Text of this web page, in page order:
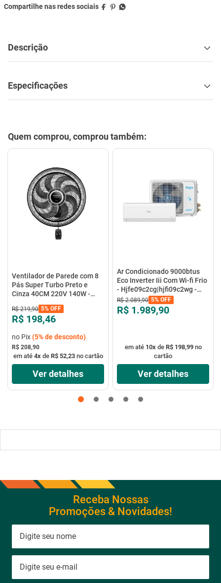
Descrição
Especificações
Quem comprou, comprou também:
Ventilador de Parede com 8
Pás Super Turbo Preto e
Cinza 40CM 220V 140W -
R$ 219,90 5% OFF
R$ 198,46
no Pix(5%de desconto)
R$ 208,90
em até 4xde R$ 52,23no cartão
Ver detalhes
Ar Condicionado 9000btus
Eco Inverter Iii Com Wi-fi Frio
- Hjfe09c2cg|hjfi09c2wg -
Elgin
R$ 2.089,90 5% OFF
R$ 1.989,90
em até 10xde R$ 198,99no
cartão
Ver detalhes
Receba Nossas
Promoções & Novidades!